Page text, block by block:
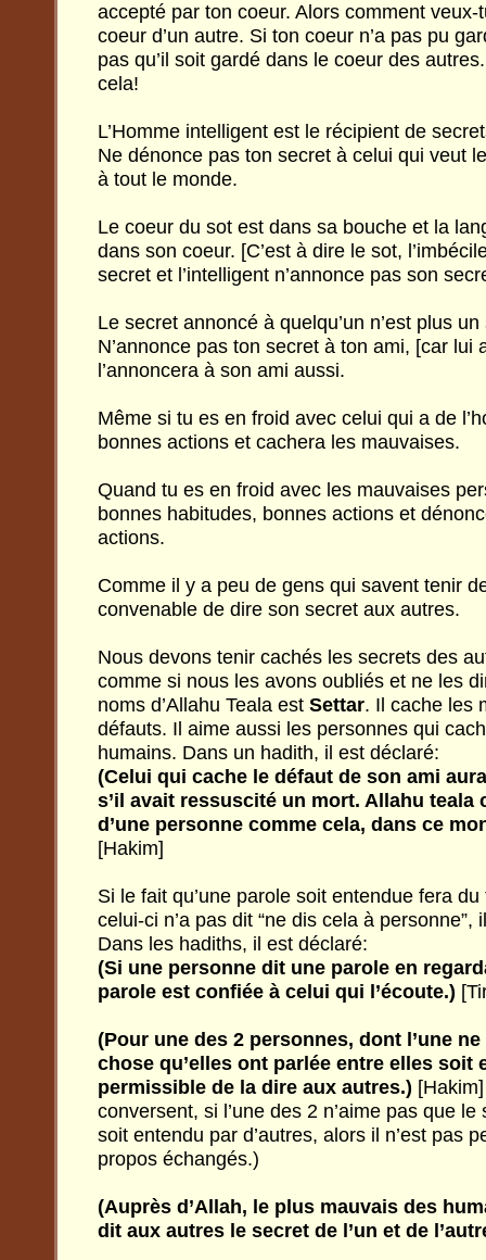
accepté par ton coeur. Alors comment veux-
coeur d’un autre. Si ton coeur n’a pas pu
pas qu’il soit gardé dans le coeur des
cela!
L’Homme intelligent est le récipient de
Ne dénonce pas ton secret à celui qui veut
à tout le monde.
Le coeur du sot est dans sa bouche et la
dans son coeur. [C’est à dire le sot,
secret et l’intelligent n’annonce pas son
Le secret annoncé à quelqu’un n’est plus
N’annonce pas ton secret à ton ami, [car lui
l’annoncera à son ami aussi.
Même si tu es en froid avec celui qui a de
bonnes actions et cachera les mauvaises.
Quand tu es en froid avec les mauvaises
bonnes habitudes, bonnes actions et
actions.
Comme il y a peu de gens qui savent tenir
convenable de dire son secret aux autres.
Nous devons tenir cachés les secrets des
comme si nous les avons oubliés et ne les
noms d’Allahu Teala est Settar. Il cache les
défauts. Il aime aussi les personnes qui
humains. Dans un hadith, il est déclaré:
(Celui qui cache le défaut de son ami
s’il avait ressuscité un mort. Allahu teala
d’une personne comme cela, dans ce
[Hakim]
Si le fait qu’une parole soit entendue fera
celui-ci n’a pas dit “ne dis cela à
Dans les hadiths, il est déclaré:
(Si une personne dit une parole en
parole est confiée à celui qui l’écoute.)
(Pour une des 2 personnes, dont l’une
chose qu’elles ont parlée entre elles soit
permissible de la dire aux autres.)
conversent, si l’une des 2 n’aime pas que
soit entendu par d’autres, alors il n’est pas
propos échangés.)
(Auprès d’Allah, le plus mauvais des
dit aux autres le secret de l’un et de